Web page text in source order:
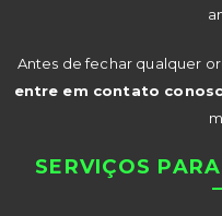
Antes de fechar qualquer
entre em contato
SERVIÇOS